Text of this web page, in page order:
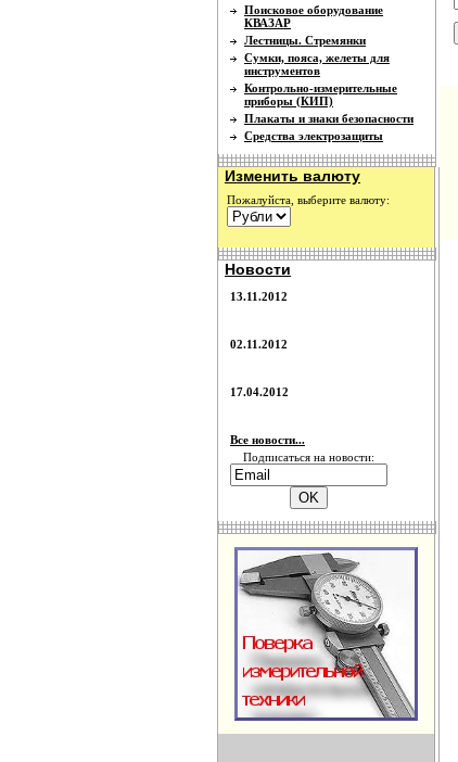
Поисковое оборудование
КВАЗАР
Лестницы. Стремянки
Сумки, пояса, желеты для
инструментов
Контрольно-измерительные
приборы (КИП)
Плакаты и знаки безопасности
Средства электрозащиты
Изменить валюту
Пожалуйста, выберите валюту:
Новости
13.11.2012
02.11.2012
17.04.2012
Все новости...
Подписаться на новости: